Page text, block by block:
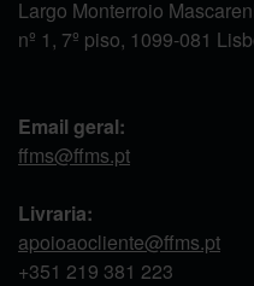
Largo Monterroio
nº 1, 7º piso, 1099-081
Email geral:
ffms@ffms.pt
Livraria:
apoioaocliente@ffms.pt
+351 219 381 223